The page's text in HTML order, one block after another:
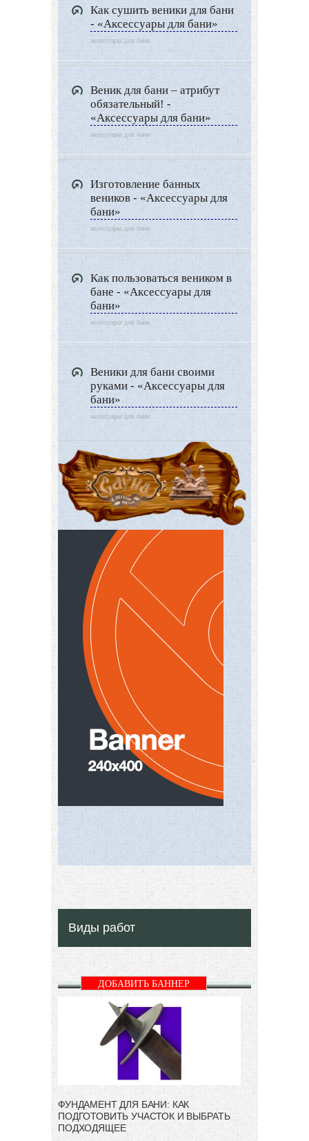
Как сушить веники для бани
- «Аксессуары для бани»
аксессуары для бани
Веник для бани – атрибут
обязательный! -
«Аксессуары для бани»
аксессуары для бани
Изготовление банных
веников - «Аксессуары для
бани»
аксессуары для бани
Как пользоваться веником в
бане - «Аксессуары для
бани»
аксессуары для бани
Веники для бани своими
руками - «Аксессуары для
бани»
аксессуары для бани
Виды работ
ДОБАВИТЬ БАННЕР
ФУНДАМЕНТ ДЛЯ БАНИ: КАК
ПОДГОТОВИТЬ УЧАСТОК И ВЫБРАТЬ
ПОДХОДЯЩЕЕ